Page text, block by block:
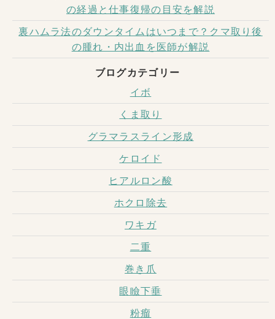
の経過と仕事復帰の目安を解説
裏ハムラ法のダウンタイムはいつまで？クマ取り後
の腫れ・内出血を医師が解説
ブログカテゴリー
イボ
くま取り
グラマラスライン形成
ケロイド
ヒアルロン酸
ホクロ除去
ワキガ
二重
巻き爪
眼瞼下垂
粉瘤